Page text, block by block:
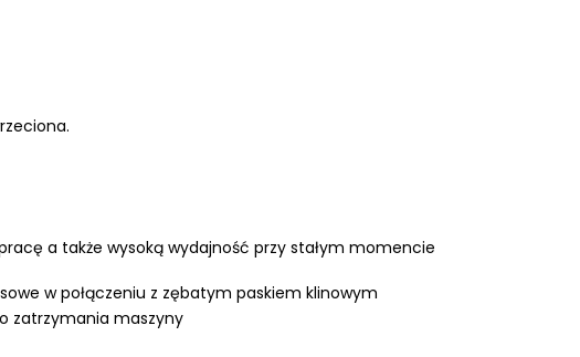
a także wysoką wydajność przy stałym momencie
w połączeniu z zębatym paskiem klinowym
zatrzymania maszyny